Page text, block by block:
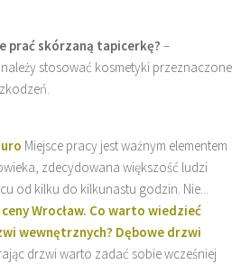
prać skórzaną tapicerkę? –
stosować kosmetyki przeznaczone
Miejsce pracy jest ważnym elementem
zdecydowana większość ludzi
od kilku do kilkunastu godzin. Nie...
Wrocław. Co warto wiedzieć
wewnętrznych? Dębowe drzwi
drzwi warto zadać sobie wcześniej